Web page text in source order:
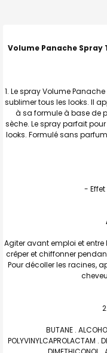
ENSEMBLE
TOUT
SELECTIONNER
J'AJOUTE
LA
SÉLECTION
AU PANIER
Volume Panache Spray
Le spray Volume
sublimer tous les looks. Il
à sa formule à base de
sèche. Le spray parfait
looks. Formulé sans
-
Agiter avant emploi et
crêper et chiffonner
Pour décoller les racines,
BUTANE .
POLYVINYLCAPROLACTAM .